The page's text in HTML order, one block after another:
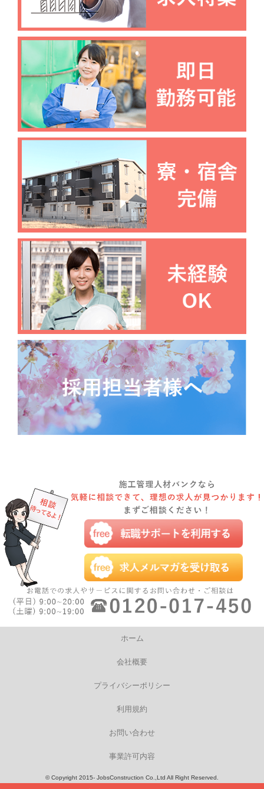
ホーム
会社概要
プライバシーポリシー
利用規約
お問い合わせ
事業許可内容
© Copyright 2015- JobsConstruction Co.,Ltd All Right Reserved.